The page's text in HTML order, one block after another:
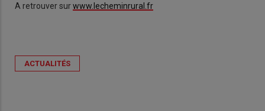
A retrouver surwww.lecheminrural.fr
ACTUALITÉS